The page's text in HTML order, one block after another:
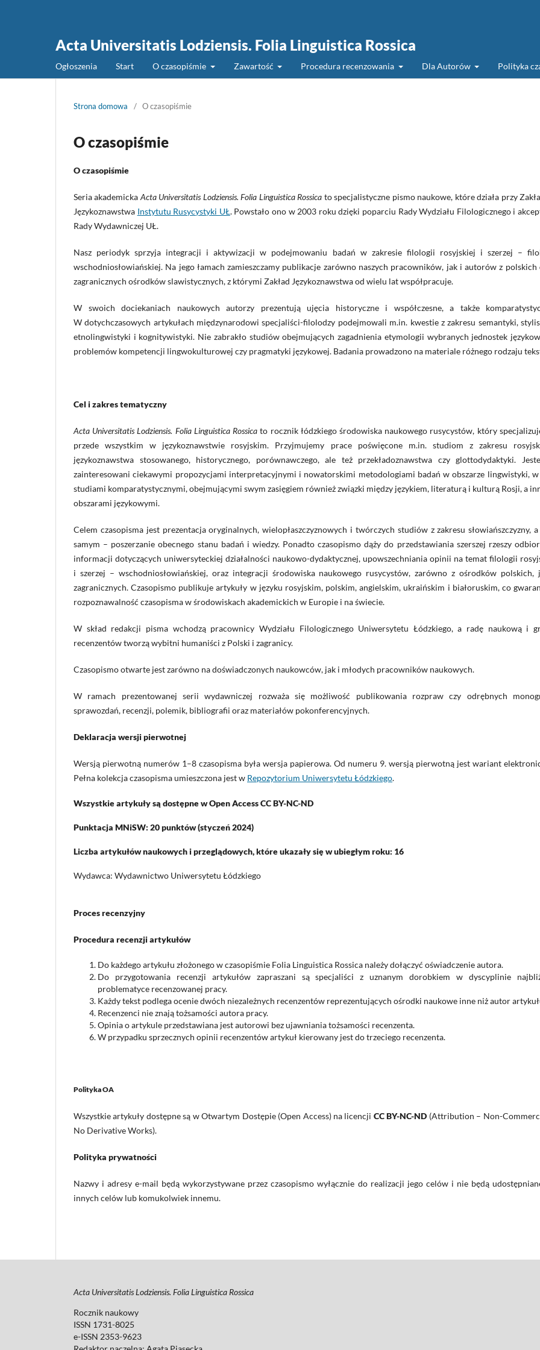
Acta Universitatis Lodziensis. Folia Linguistica Rossica
Ogłoszenia Start O czasopiśmie Zawartość Procedura recenzowania Dla Autorów Polityka
Strona domowa / O czasopiśmie
O czasopiśmie
O czasopiśmie
Seria akademicka Acta Universitatis Lodziensis. Folia Linguistica Rossica to specjalistyczne pismo naukowe, które działa przy
Językoznawstwa Instytutu Rusycystyki UŁ. Powstało ono w 2003 roku dzięki poparciu Rady Wydziału Filologicznego i
Rady Wydawniczej UŁ.
Nasz periodyk sprzyja integracji i aktywizacji w podejmowaniu badań w zakresie filologii rosyjskiej i szerzej –
wschodniosłowiańskiej. Na jego łamach zamieszczamy publikacje zarówno naszych pracowników, jak i autorów z polskich
zagranicznych ośrodków slawistycznych, z którymi Zakład Językoznawstwa od wielu lat współpracuje.
W swoich dociekaniach naukowych autorzy prezentują ujęcia historyczne i współczesne, a także
W dotychczasowych artykułach międzynarodowi specjaliści-filolodzy podejmowali m.in. kwestie z zakresu semantyki,
etnolingwistyki i kognitywistyki. Nie zabrakło studiów obejmujących zagadnienia etymologii wybranych jednostek
problemów kompetencji lingwokulturowej czy pragmatyki językowej. Badania prowadzono na materiale różnego rodzaju
Cel i zakres tematyczny
Acta Universitatis Lodziensis. Folia Linguistica Rossica to rocznik łódzkiego środowiska naukowego rusycystów, który
przede wszystkim w językoznawstwie rosyjskim. Przyjmujemy prace poświęcone m.in. studiom z zakresu
językoznawstwa stosowanego, historycznego, porównawczego, ale też przekładoznawstwa czy glottodydaktyki.
zainteresowani ciekawymi propozycjami interpretacyjnymi i nowatorskimi metodologiami badań w obszarze lingwistyki,
studiami komparatystycznymi, obejmującymi swym zasięgiem również związki między językiem, literaturą i kulturą Rosji, a
obszarami językowymi.
Celem czasopisma jest prezentacja oryginalnych, wielopłaszczyznowych i twórczych studiów z zakresu słowiańszczyzny,
samym – poszerzanie obecnego stanu badań i wiedzy. Ponadto czasopismo dąży do przedstawiania szerszej rzeszy
informacji dotyczących uniwersyteckiej działalności naukowo-dydaktycznej, upowszechniania opinii na temat filologii
i szerzej – wschodniosłowiańskiej, oraz integracji środowiska naukowego rusycystów, zarówno z ośrodków polskich,
zagranicznych. Czasopismo publikuje artykuły w języku rosyjskim, polskim, angielskim, ukraińskim i białoruskim, co
rozpoznawalność czasopisma w środowiskach akademickich w Europie i na świecie.
W skład redakcji pisma wchodzą pracownicy Wydziału Filologicznego Uniwersytetu Łódzkiego, a radę naukową i
recenzentów tworzą wybitni humaniści z Polski i zagranicy.
Czasopismo otwarte jest zarówno na doświadczonych naukowców, jak i młodych pracowników naukowych.
W ramach prezentowanej serii wydawniczej rozważa się możliwość publikowania rozpraw czy odrębnych
sprawozdań, recenzji, polemik, bibliografii oraz materiałów pokonferencyjnych.
Deklaracja wersji pierwotnej
Wersją pierwotną numerów 1–8 czasopisma była wersja papierowa. Od numeru 9. wersją pierwotną jest wariant
Pełna kolekcja czasopisma umieszczona jest w Repozytorium Uniwersytetu Łódzkiego.
Wszystkie artykuły są dostępne w Open Access CC BY-NC-ND
Punktacja MNiSW: 20 punktów (styczeń 2024)
Liczba artykułów naukowych i przeglądowych, które ukazały się w ubiegłym roku: 16
Wydawca: Wydawnictwo Uniwersytetu Łódzkiego
Proces recenzyjny
Procedura recenzji artykułów
Do każdego artykułu złożonego w czasopiśmie Folia Linguistica Rossica należy dołączyć oświadczenie autora.
Do przygotowania recenzji artykułów zapraszani są specjaliści z uznanym dorobkiem w dyscyplinie
problematyce recenzowanej pracy.
Każdy tekst podlega ocenie dwóch niezależnych recenzentów reprezentujących ośrodki naukowe inne niż autor
Recenzenci nie znają tożsamości autora pracy.
Opinia o artykule przedstawiana jest autorowi bez ujawniania tożsamości recenzenta.
W przypadku sprzecznych opinii recenzentów artykuł kierowany jest do trzeciego recenzenta.
Polityka OA
Wszystkie artykuły dostępne są w Otwartym Dostępie (Open Access) na licencji CC BY-NC-ND (Attribution – Non-
No Derivative Works).
Polityka prywatności
Nazwy i adresy e-mail będą wykorzystywane przez czasopismo wyłącznie do realizacji jego celów i nie będą
innych celów lub komukolwiek innemu.
Acta Universitatis Lodziensis. Folia Linguistica Rossica
Rocznik naukowy
ISSN 1731-8025
e-ISSN 2353-9623